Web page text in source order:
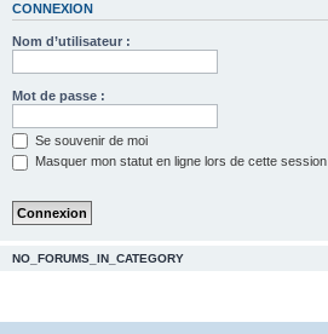
CONNEXION
Nom d’utilisateur :
Mot de passe :
Se souvenir de moi
Masquer mon statut en ligne lors de cette session
NO_FORUMS_IN_CATEGORY